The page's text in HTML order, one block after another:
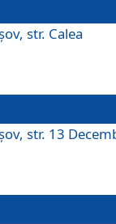
str. Calea
str. 13